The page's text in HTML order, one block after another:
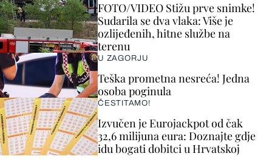
FOTO/VIDEO Stižu prve snimke!
Sudarila se dva vlaka: Više je
ozlijeđenih, hitne službe na
terenu
U ZAGORJU
Teška prometna nesreća! Jedna
osoba poginula
ČESTITAMO!
Izvučen je Eurojackpot od čak
32,6 milijuna eura: Doznajte gdje
idu bogati dobitci u Hrvatskoj